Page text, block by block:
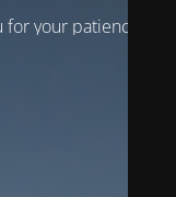
your patience!